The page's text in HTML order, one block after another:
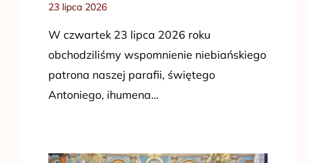
23 lipca 2026
W czwartek 23 lipca 2026 roku
obchodziliśmy wspomnienie niebiańskiego
patrona naszej parafii, świętego
Antoniego, ihumena…